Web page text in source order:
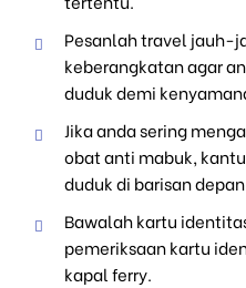
Pesanlah travel jauh-
keberangkatan agar
duduk demi
Jika anda sering
obat anti mabuk,
duduk di barisan
Bawalah kartu
pemeriksaan kartu
kapal ferry.